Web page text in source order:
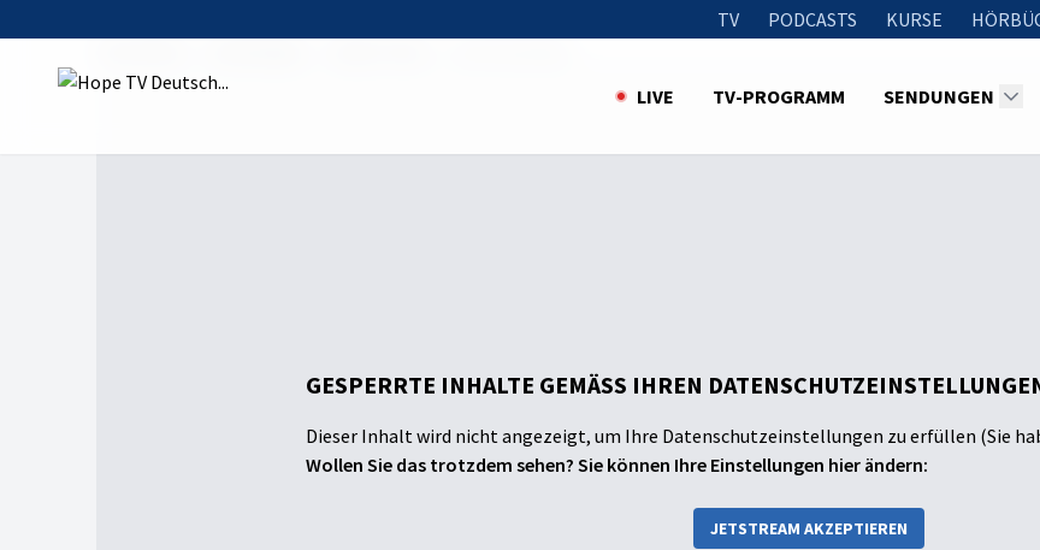
TV PODCASTS KURSE
LIVE TV-PROGRAMM SENDUNGEN
GESPERRTE INHALTE GEMÄSS IHREN DATENSCHUTZEINSTELLUNGEN
Dieser Inhalt wird nicht angezeigt, um Ihre Datenschutzeinstellungen zu erfüllen (Sie
Wollen Sie das trotzdem sehen? Sie können Ihre Einstellungen hier ändern:
JETSTREAM AKZEPTIEREN